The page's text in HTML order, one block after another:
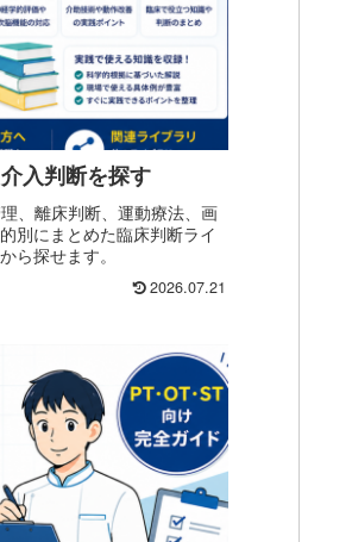
入判断を探す
、離床判断、運動療法、画
別にまとめた臨床判断ライ
ら探せます。
2026.07.21